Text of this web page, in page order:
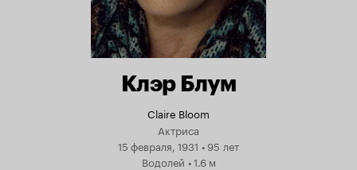
Клэр Блум
Claire Bloom
Актриса
15 февраля, 1931 • 95 лет
Водолей •1.6 м